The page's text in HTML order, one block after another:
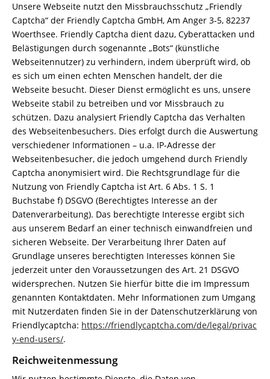
Unsere Webseite nutzt den Missbrauchsschutz „Friendly
Captcha“ der Friendly Captcha GmbH, Am Anger 3-5, 82237
Woerthsee. Friendly Captcha dient dazu, Cyberattacken und
Belästigungen durch sogenannte „Bots“ (künstliche
Webseitennutzer) zu verhindern, indem überprüft wird, ob
es sich um einen echten Menschen handelt, der die
Webseite besucht. Dieser Dienst ermöglicht es uns, unsere
Webseite stabil zu betreiben und vor Missbrauch zu
schützen. Dazu analysiert Friendly Captcha das Verhalten
des Webseitenbesuchers. Dies erfolgt durch die Auswertung
verschiedener Informationen – u.a. IP-Adresse der
Webseitenbesucher, die jedoch umgehend durch Friendly
Captcha anonymisiert wird. Die Rechtsgrundlage für die
Nutzung von Friendly Captcha ist Art. 6 Abs. 1 S. 1
Buchstabe f) DSGVO (Berechtigtes Interesse an der
Datenverarbeitung). Das berechtigte Interesse ergibt sich
aus unserem Bedarf an einer technisch einwandfreien und
sicheren Webseite. Der Verarbeitung Ihrer Daten auf
Grundlage unseres berechtigten Interesses können Sie
jederzeit unter den Voraussetzungen des Art. 21 DSGVO
widersprechen. Nutzen Sie hierfür bitte die im Impressum
genannten Kontaktdaten. Mehr Informationen zum Umgang
mit Nutzerdaten finden Sie in der Datenschutzerklärung von
Friendlycaptcha: https://friendlycaptcha.com/de/legal/privac
y-end-users/.
Reichweitenmessung